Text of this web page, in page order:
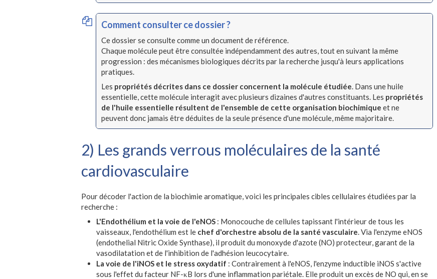
Comment consulter ce dossier ?
Ce dossier se consulte comme un document de référence.
Chaque molécule peut être consultée indépendamment des autres, tout en suivant la même
progression : des mécanismes biologiques décrits par la recherche jusqu'à leurs applications
pratiques.
Les propriétés décrites dans ce dossier concernent la molécule étudiée . Dans une huile
essentielle, cette molécule interagit avec plusieurs dizaines d'autres constituants. Les propriétés
de l'huile essentielle résultent de l'ensemble de cette organisation biochimique et ne
peuvent donc jamais être déduites de la seule présence d'une molécule, même majoritaire.
2) Les grands verrous moléculaires de la santé
cardiovasculaire
Pour décoder l'action de la biochimie aromatique, voici les principales cibles cellulaires étudiées par la
recherche :
L'Endothélium et la voie de l'eNOS : Monocouche de cellules tapissant l'intérieur de tous les
vaisseaux, l'endothélium est le chef d'orchestre absolu de la santé vasculaire . Via l'enzyme eNOS
(endothelial Nitric Oxide Synthase), il produit du monoxyde d'azote (NO) protecteur, garant de la
vasodilatation et de l'inhibition de l'adhésion leucocytaire.
La voie de l'iNOS et le stress oxydatif : Contrairement à l'eNOS, l'enzyme inductible iNOS s'active
sous l'effet du facteur NF-κB lors d'une inflammation pariétale. Elle produit un excès de NO qui, en se